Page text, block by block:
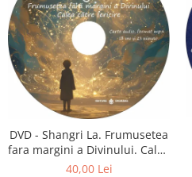
DVD - Shangri La. Frumusetea
fara margini a Divinului. Calea
catre fericire
40,00 Lei